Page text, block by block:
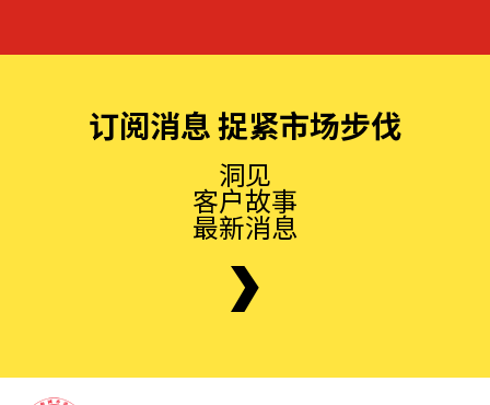
订阅消息 捉紧市场步伐
洞见
客户故事
最新消息